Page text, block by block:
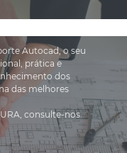
Autocad, o seu
prática e
dos
das melhores